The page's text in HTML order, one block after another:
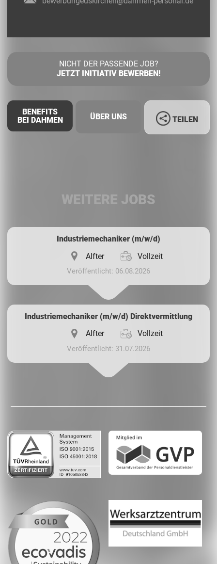
NICHT DER PASSENDE JOB?
JETZT INITIATIV BEWERBEN!
BENEFITS
BEI DAHMEN
ÜBER UNS TEILEN
WEITERE JOBS
Industriemechaniker (m/w/d)
Alfter
Vollzeit
Veröffentlicht: 06.08.2026
Industriemechaniker (m/w/d) Direktvermittlung
Alfter
Vollzeit
Veröffentlicht: 31.07.2026